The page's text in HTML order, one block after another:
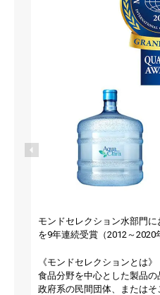
モンドセレクション水部門に
を9年連続受賞（2012～2020
《モンドセレクションとは》
食品分野を中心とした製品
政府系の民間団体、またはそ